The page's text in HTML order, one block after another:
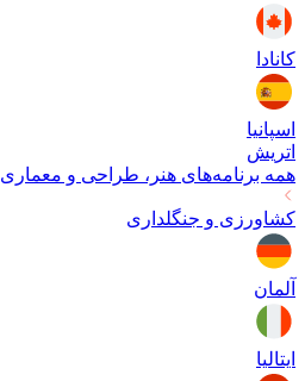
کانادا
اسپانیا
اتریش
همه برنامه‌های هنر، طراحی و معماری
کشاورزی و جنگلداری
آلمان
ایتالیا